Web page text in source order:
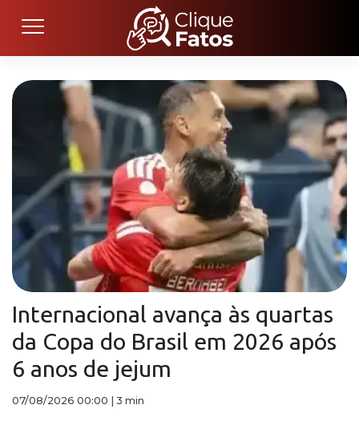
Internacional avança às quartas
da Copa do Brasil em 2026 após
6 anos de jejum
07/08/2026 00:00 3 min